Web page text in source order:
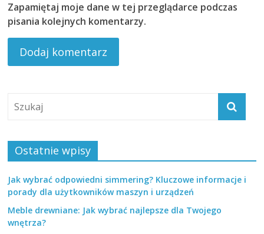
Zapamiętaj moje dane w tej przeglądarce podczas
pisania kolejnych komentarzy.
Ostatnie wpisy
Jak wybrać odpowiedni simmering? Kluczowe informacje i
porady dla użytkowników maszyn i urządzeń
Meble drewniane: Jak wybrać najlepsze dla Twojego
wnętrza?